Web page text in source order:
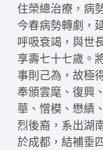
住榮總治療，病
今春病勢轉劇，
呼吸衰竭，與世
享壽七十七歲。
事則己為，故極
奉頒雲麾、復興
華、憎模、懋績
烈後裔，系出湖
於成都，結補垂